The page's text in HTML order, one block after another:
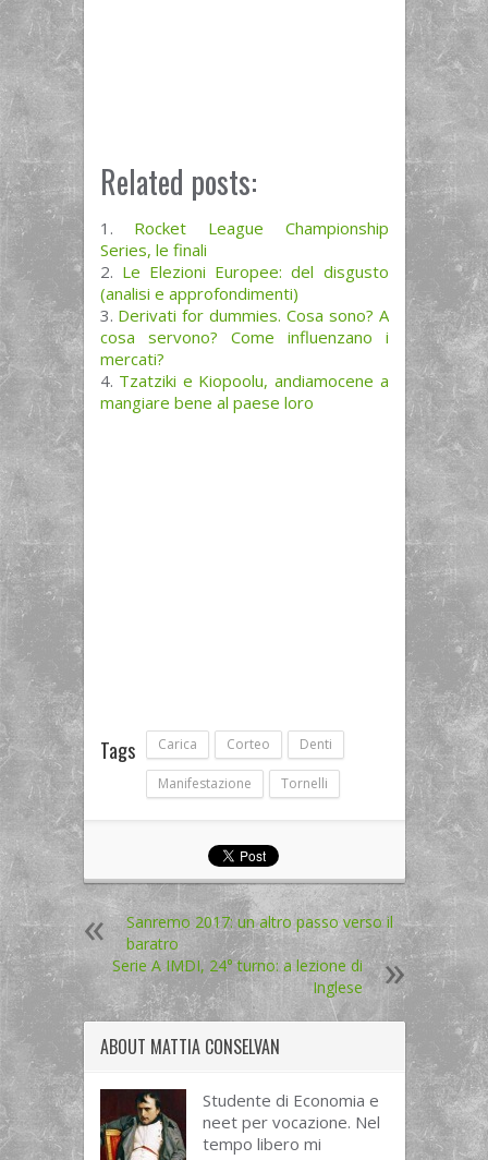
Related posts:
Rocket League Championship
Series, le finali
Le Elezioni Europee: del disgusto
(analisi e approfondimenti)
Derivati for dummies. Cosa sono? A
cosa servono? Come influenzano i
mercati?
Tzatziki e Kiopoolu, andiamocene a
mangiare bene al paese loro
Tags Carica Corteo Denti
Manifestazione Tornelli
Sanremo 2017: un altro passo verso il
baratro
Serie A IMDI, 24° turno: a lezione di
Inglese
ABOUT MATTIA CONSELVAN
Studente di Economia e
neet per vocazione. Nel
tempo libero mi